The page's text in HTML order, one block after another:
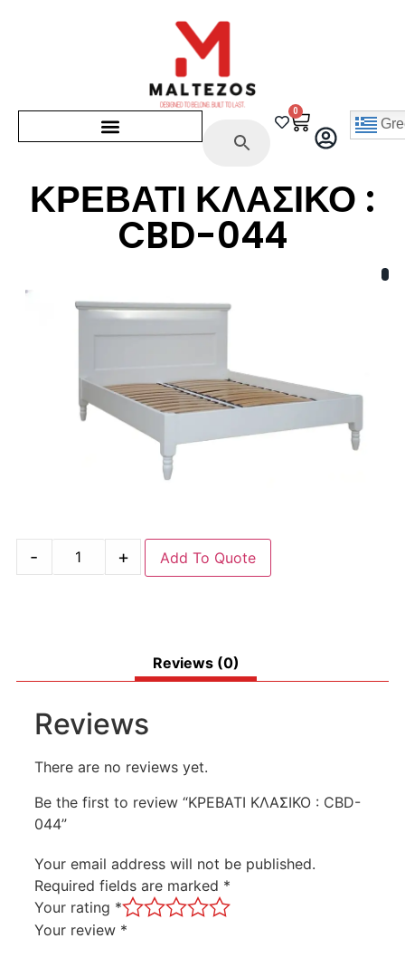
0
ΚΡΕΒΑΤΙ ΚΛΑΣΙΚΟ :
CBD-044
- + Add To Quote
Reviews (0)
Reviews
There are no reviews yet.
Be the first to review “ΚΡΕΒΑΤΙ ΚΛΑΣΙΚΟ : CBD-
044”
Your email address will not be published.
Required fields are marked *
Your rating *
Your review *